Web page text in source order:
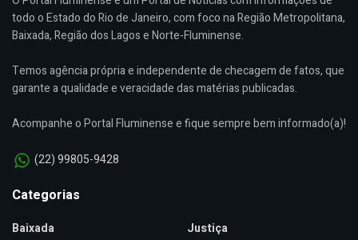
todo o Estado do Rio de Janeiro, com foco na Região Metropolitana,
Baixada, Região dos Lagos e Norte-Fluminense.
Temos agência própria e independente de checagem de fatos, que
garante a qualidade e veracidade das matérias publicadas.
Acompanhe o Portal Fluminense e fique sempre bem informado(a)!
(22) 99805-9428
Categorias
Baixada
Justiça